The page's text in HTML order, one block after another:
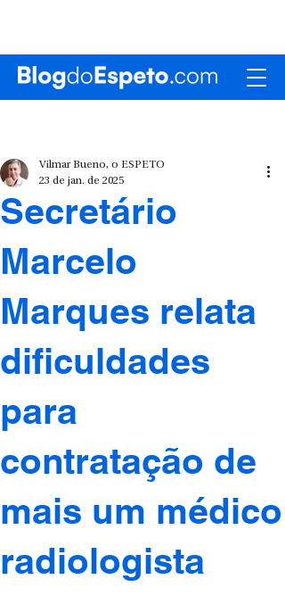
Secretário
Marcelo
Marques relata
dificuldades
para
contratação de
mais um médico
radiologista
Vilmar Bueno, o ESPETO
23 de jan. de 2025